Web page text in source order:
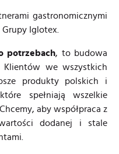
+
+
+
gastronomicznymi
Iglotex.
potrzebach, to budowa
we wszystkich
produkty polskich i
spełniają wszelkie
aby współpraca z
dodanej i stale